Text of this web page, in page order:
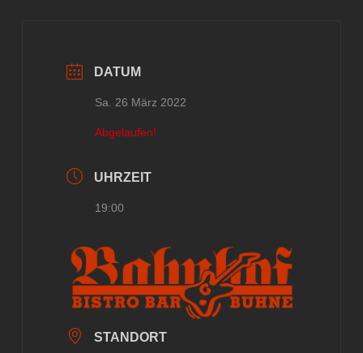
DATUM
Sa. 26 März 2022
Abgelaufen!
UHRZEIT
19:00
STANDORT